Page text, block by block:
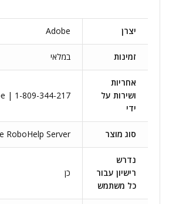
יצרן Adobe
זמינות במלאי
אחריות
ושירות על
ידי
| 1-809-344-217
סוג מוצר RoboHelp Server
נדרש
רישיון עבור
כל משתמש
כן